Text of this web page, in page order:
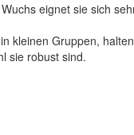
eignet sie sich
kleinen Gruppen,
sie robust sind.